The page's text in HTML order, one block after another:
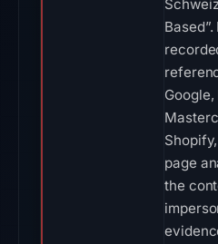
page
the